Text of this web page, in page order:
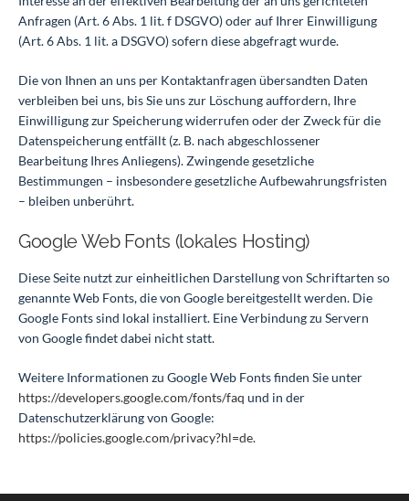
Anfragen (Art. 6 Abs. 1 lit. f DSGVO) oder auf Ihrer Einwilligung
(Art. 6 Abs. 1 lit. a DSGVO) sofern diese abgefragt wurde.
Die von Ihnen an uns per Kontaktanfragen übersandten Daten
verbleiben bei uns, bis Sie uns zur Löschung auffordern, Ihre
Einwilligung zur Speicherung widerrufen oder der Zweck für die
Datenspeicherung entfällt (z. B. nach abgeschlossener
Bearbeitung Ihres Anliegens). Zwingende gesetzliche
Bestimmungen – insbesondere gesetzliche Aufbewahrungsfristen
– bleiben unberührt.
Google Web Fonts (lokales Hosting)
Diese Seite nutzt zur einheitlichen Darstellung von Schriftarten so
genannte Web Fonts, die von Google bereitgestellt werden. Die
Google Fonts sind lokal installiert. Eine Verbindung zu Servern
von Google findet dabei nicht statt.
Weitere Informationen zu Google Web Fonts finden Sie unter
https://developers.google.com/fonts/faq und in der
Datenschutzerklärung von Google:
https://policies.google.com/privacy?hl=de.